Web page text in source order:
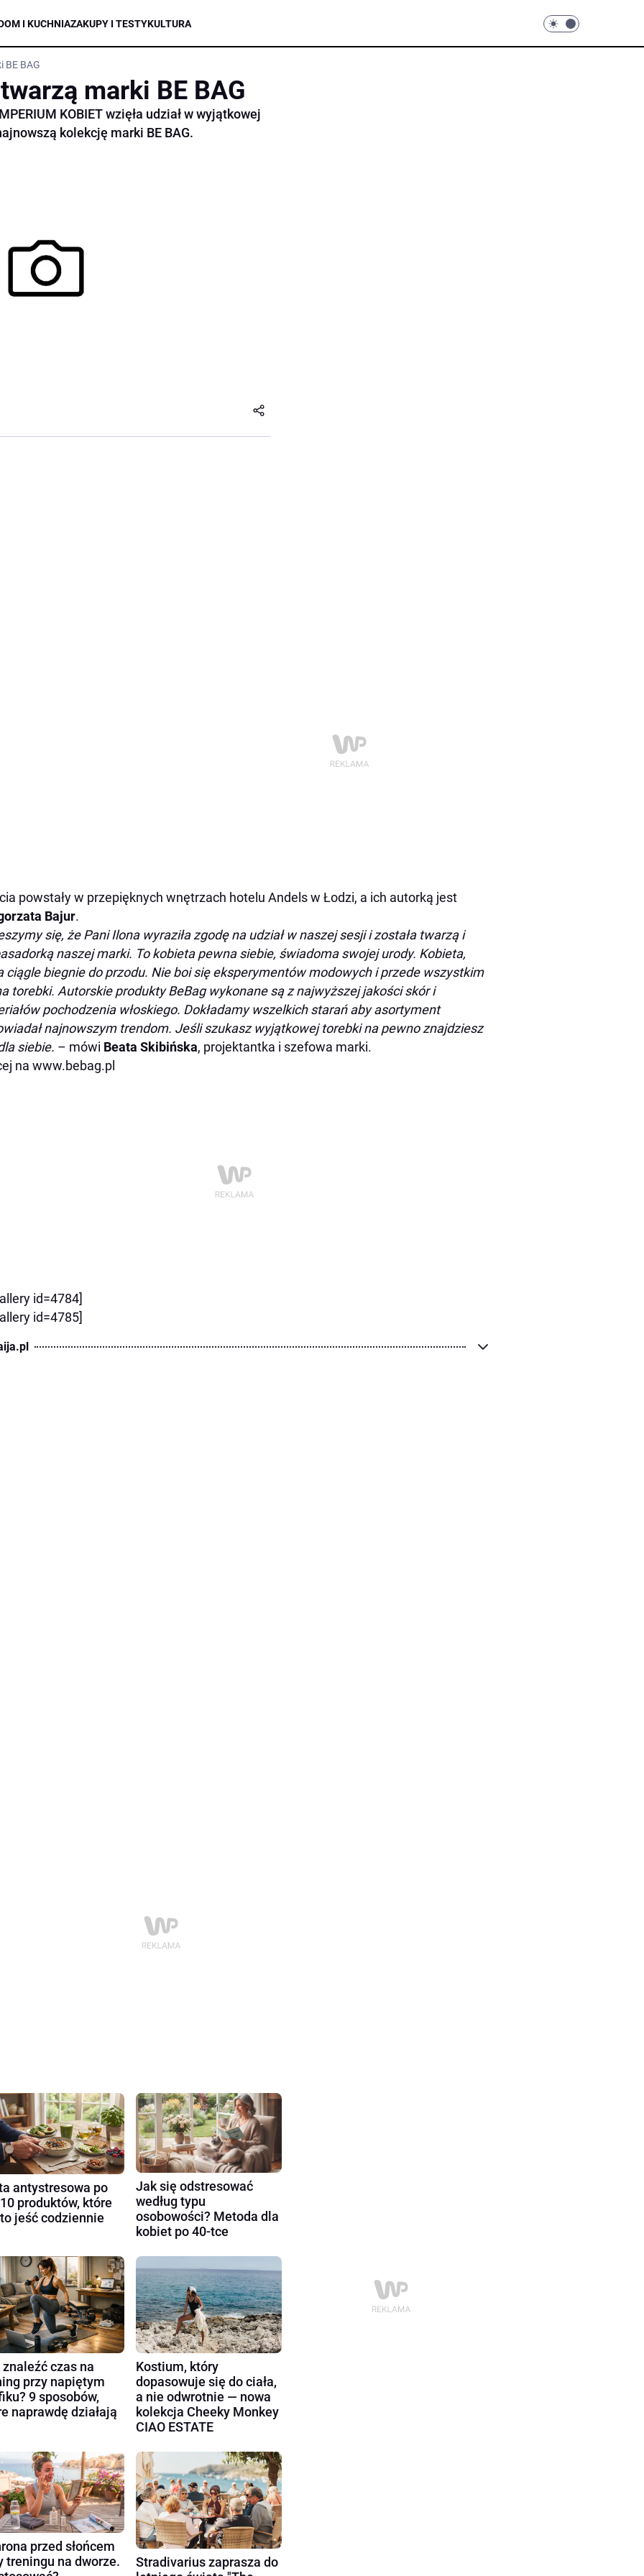
I KUCHNIAZAKUPY I TESTYKULTURA
BE BAG
marki BE BAG
KOBIET wzięła udział w wyjątkowej
kolekcję marki BE BAG.
powstały w przepięknych wnętrzach hotelu Andels w Łodzi, a ich autorką jest
Bajur.
się, że Pani Ilona wyraziła zgodę na udział w naszej sesji i została twarzą i
naszej marki. To kobieta pewna siebie, świadoma swojej urody. Kobieta,
ciągle biegnie do przodu. Nie boi się eksperymentów modowych i przede wszystkim
torebki. Autorskie produkty BeBag wykonane są z najwyższej jakości skór i
pochodzenia włoskiego. Dokładamy wszelkich starań aby asortyment
najnowszym trendom. Jeśli szukasz wyjątkowej torebki na pewno znajdziesz
siebie. – mówi Beata Skibińska, projektantka i szefowa marki.
na www.bebag.pl
id=4784]
id=4785]
antystresowa po
produktów, które
jeść codziennie
Jak się odstresować
według typu
osobowości? Metoda dla
kobiet po 40-tce
czas na
przy napiętym
9 sposobów,
naprawdę działają
Kostium, który
dopasowuje się do ciała,
a nie odwrotnie — nowa
kolekcja Cheeky Monkey
CIAO ESTATE
przed słońcem
treningu na dworze.
Stradivarius zaprasza do